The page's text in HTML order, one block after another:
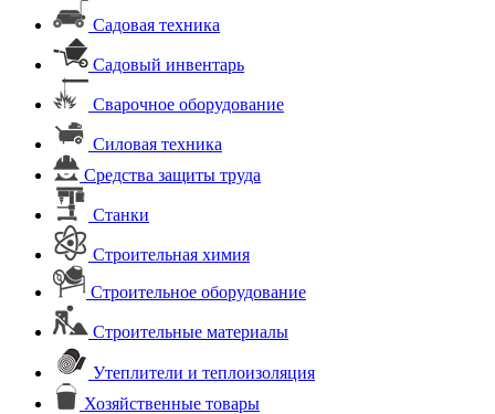
Садовая техника
Садовый инвентарь
Сварочное оборудование
Силовая техника
Средства защиты труда
Станки
Строительная химия
Строительное оборудование
Строительные материалы
Утеплители и теплоизоляция
Хозяйственные товары